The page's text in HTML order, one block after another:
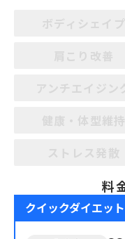
料
クイックダイエッ